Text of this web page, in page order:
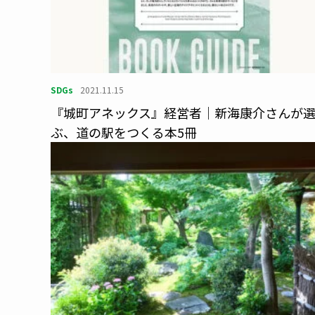
SDGs 2021.11.15
『城町アネックス』経営者｜新海康介さんが選
ぶ、道の駅をつくる本5冊